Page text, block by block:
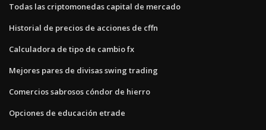
Todas las criptomonedas capital de mercado
Historial de precios de acciones de cffn
Calculadora de tipo de cambio fx
Mejores pares de divisas swing trading
Comercios sabrosos cóndor de hierro
Opciones de educación etrade